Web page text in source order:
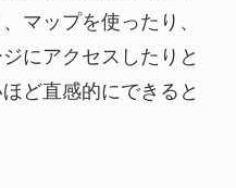
マップを使ったり、
にアクセスしたりと
ど直感的にできると